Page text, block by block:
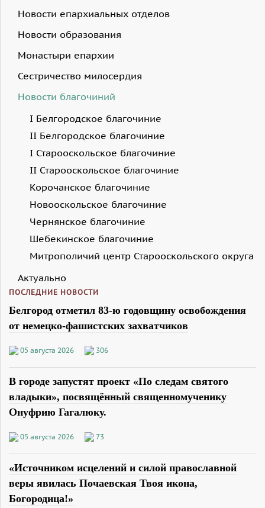
Новости епархиальных отделов
Новости образования
Монастыри епархии
Сестричество милосердия
Новости благочиний
I Белгородское благочиние
II Белгородское благочиние
I Старооскольское благочиние
II Старооскольское благочиние
Корочанское благочиние
Новооскольское благочиние
Чернянское благочиние
Шебекинское благочиние
Митрополичий центр Старооскольского округа
Актуально
ПОСЛЕДНИЕ НОВОСТИ
Белгород отметил 83-ю годовщину освобождения
от немецко-фашистских захватчиков
05 августа 2026 306
В городе запустят проект «По следам святого
владыки», посвящённый священномученику
Онуфрию Гагалюку.
05 августа 2026 73
«Источником исцелений и силой православной
веры явилась Почаевская Твоя икона,
Богородица!»